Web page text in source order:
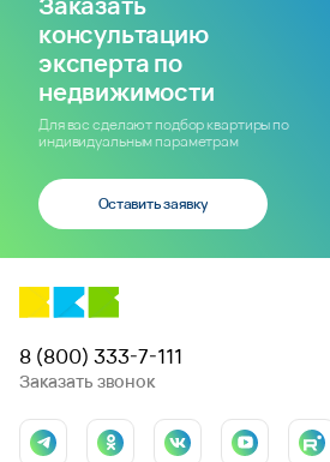
консультацию
эксперта по
недвижимости
Для вас сделают подбор квартиры по
индивидуальным параметрам
Оставить заявку
8 (800) 333-7-111
Заказать звонок